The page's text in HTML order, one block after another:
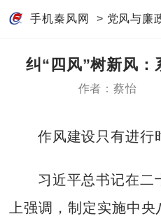
手机秦风网 > 党风与廉
纠“四风”树新风
作者：蔡怡
作风建设只有进行
习近平总书记在二
上强调，制定实施中